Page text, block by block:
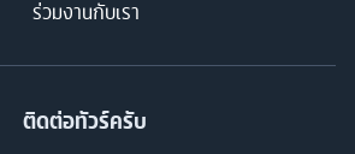
ร่วมงานกับเรา
ติดต่อทัวร์ครับ